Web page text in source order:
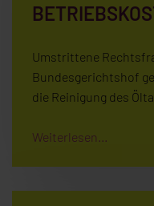
Umstrittene
Bundesgerichtshof
die Reinigung des
Weiterlesen...